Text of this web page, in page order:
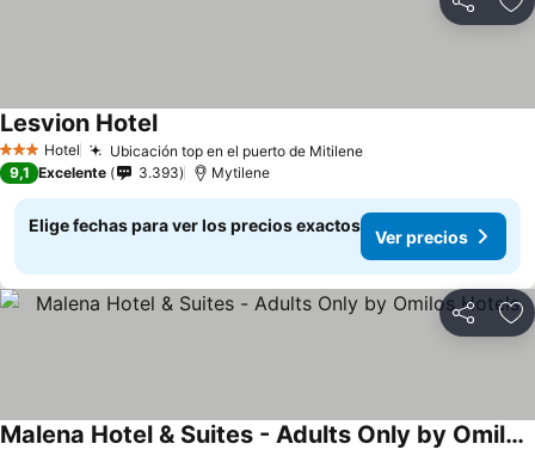
Compartir
3 Estrellas
Hotel Ubicación top en el puerto de Mitilene
Lesvion Hotel
9,1 Excelente 3.393 Mytilene
Elige fechas para ver los precios exactos
Ver precios
Compartir
Malena Hotel & Suites - Adults Only by Omilos Hotels